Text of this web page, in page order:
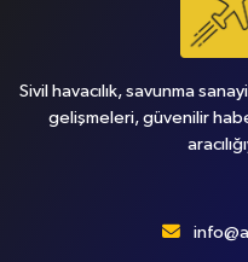
Sivil havacılık, savunma
gelişmeleri, güvenilir